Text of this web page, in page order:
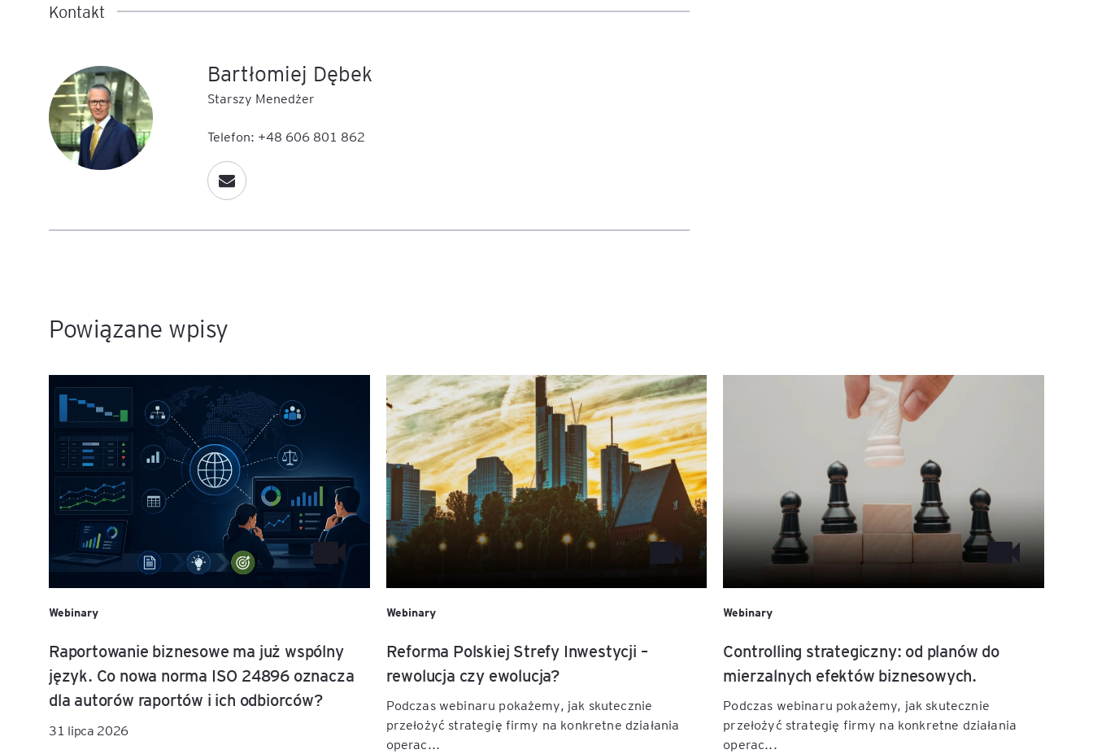
Kontakt
Bartłomiej Dębek
Starszy Menedżer
Telefon: +48 606 801 862
Powiązane wpisy
Webinary
Raportowanie biznesowe ma już wspólny
język. Co nowa norma ISO 24896 oznacza
dla autorów raportów i ich odbiorców?
31 lipca 2026
Webinary
Reforma Polskiej Strefy Inwestycji –
rewolucja czy ewolucja?
Podczas webinaru pokażemy, jak skutecznie
przełożyć strategię firmy na konkretne działania
operac...
Webinary
Controlling strategiczny: od planów do
mierzalnych efektów biznesowych.
Podczas webinaru pokażemy, jak skutecznie
przełożyć strategię firmy na konkretne działania
operac...